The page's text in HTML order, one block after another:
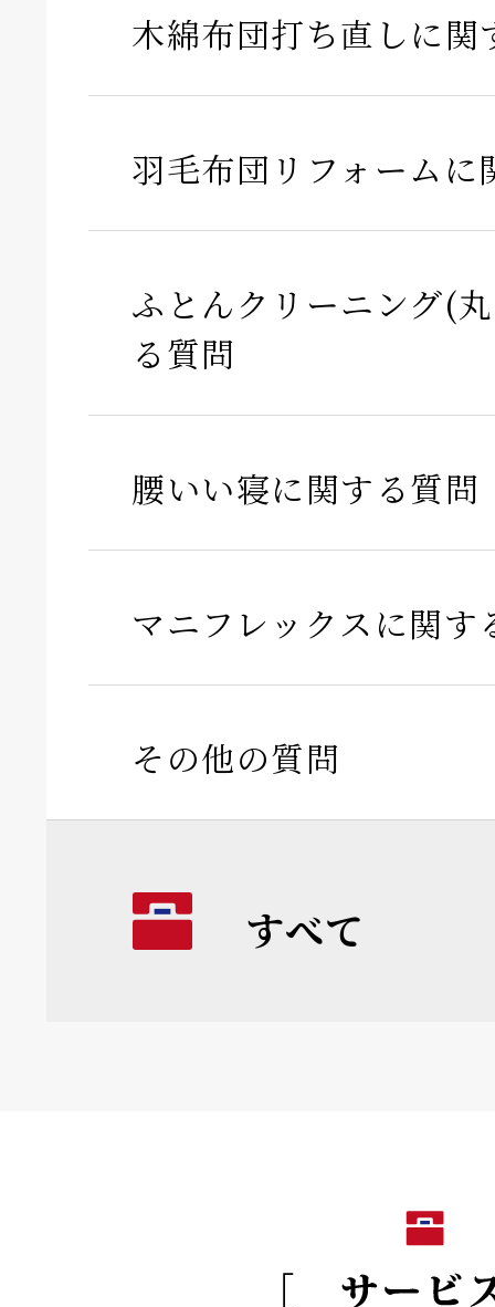
木綿布団打ち直しに関
羽毛布団リフォームに
ふとんクリーニング(
る質問
腰いい寝に関する質問
マニフレックスに関す
その他の質問
すべて